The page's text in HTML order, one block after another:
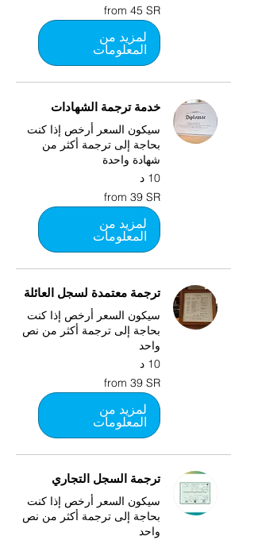
from
45
SR
from 45 SR
لمزيد من
المعلومات
خدمة ترجمة الشهادات
سيكون السعر أرخص إذا كنت
بحاجة إلى ترجمة أكثر من
شهادة واحدة
10 د
from
39
SR
from 39 SR
لمزيد من
المعلومات
ترجمة معتمدة لسجل العائلة
سيكون السعر أرخص إذا كنت
بحاجة إلى ترجمة أكثر من نص
واحد
10 د
from
39
SR
from 39 SR
لمزيد من
المعلومات
ترجمة السجل التجاري
سيكون السعر أرخص إذا كنت
بحاجة إلى ترجمة أكثر من نص
واحد